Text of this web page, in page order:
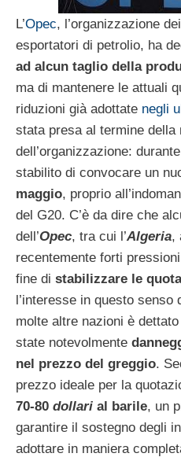
L’Opec, l’organizzazione
esportatori di petrolio, ha
ad alcun taglio della
ma di mantenere le attuali
riduzioni già adottate negli
stata presa al termine della
dell’organizzazione:
stabilito di convocare un
maggio, proprio
del G20. C’è da dire che
dell’Opec, tra cui l’Algeria,
recentemente forti
fine di stabilizzare le
l’interesse in questo senso
molte altre nazioni è
state notevolmente
nel prezzo del greggio.
prezzo ideale per la
70-80 dollari al barile, un
garantire il sostegno degli
adottare in maniera